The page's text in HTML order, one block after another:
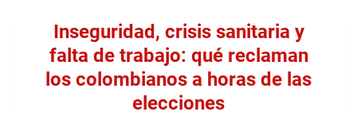
Inseguridad, crisis sanitaria y
falta de trabajo: qué reclaman
los colombianos a horas de las
elecciones